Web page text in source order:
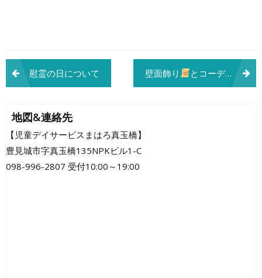
投
稿
ナ
ビ
ゲ
慰霊の日について 壁面飾り とコーディネーショントレーニング
地図&連絡先
【児童デイサービスまはろ真玉橋】
豊見城市字真玉橋135NPKビル1-C
098-996-2807 受付10:00～19:00